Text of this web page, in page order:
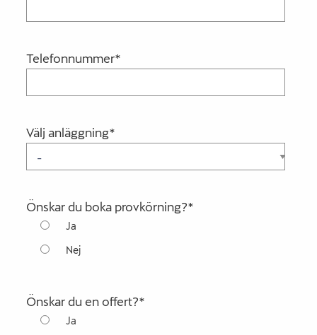
Telefonnummer*
Välj anläggning*
Önskar du boka provkörning?*
Ja
Nej
Önskar du en offert?*
Ja